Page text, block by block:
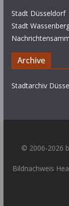
Stadt Düsseldorf
Stadt
Archive
Stadtarchiv
© 2006-2026
Bildnachweis